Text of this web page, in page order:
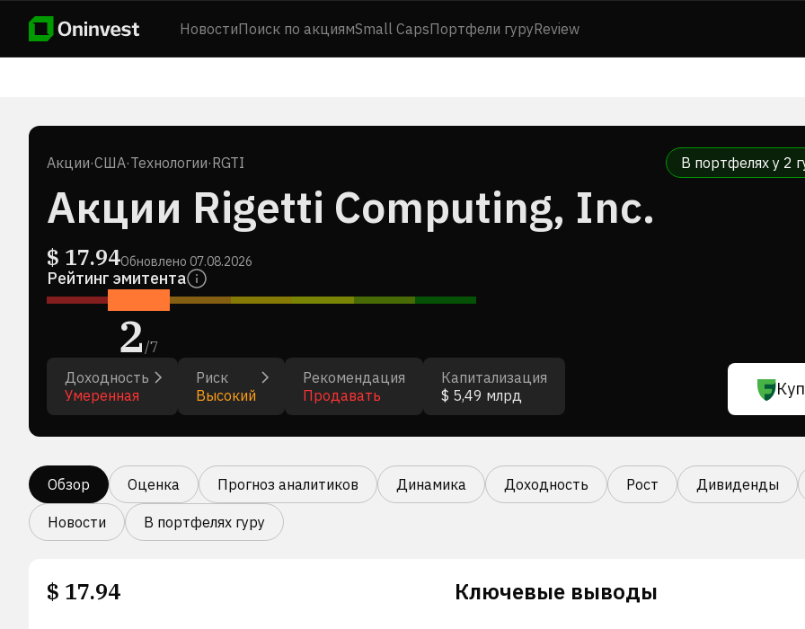
НовостиПоиск по акциямSmall CapsПортфели гуруReview
Акции·США·Технологии·RGTI В портфелях у 2
Акции Rigetti Computing, Inc.
$ 17.94Обновлено 07.08.2026
Рейтинг эмитента
2/7
Доходность
Умеренная
Риск
Высокий
Рекомендация
Продавать
Капитализация
$ 5,49 млрд
Обзор Оценка Прогноз аналитиков Динамика Доходность Рост Дивиденды
Новости В портфелях гуру
$ 17.94 Ключевые выводы